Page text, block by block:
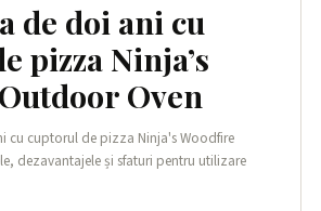
de doi ani cu
pizza Ninja’s
Oven
cu cuptorul de pizza Ninja's Woodfire
dezavantajele și sfaturi pentru utilizare